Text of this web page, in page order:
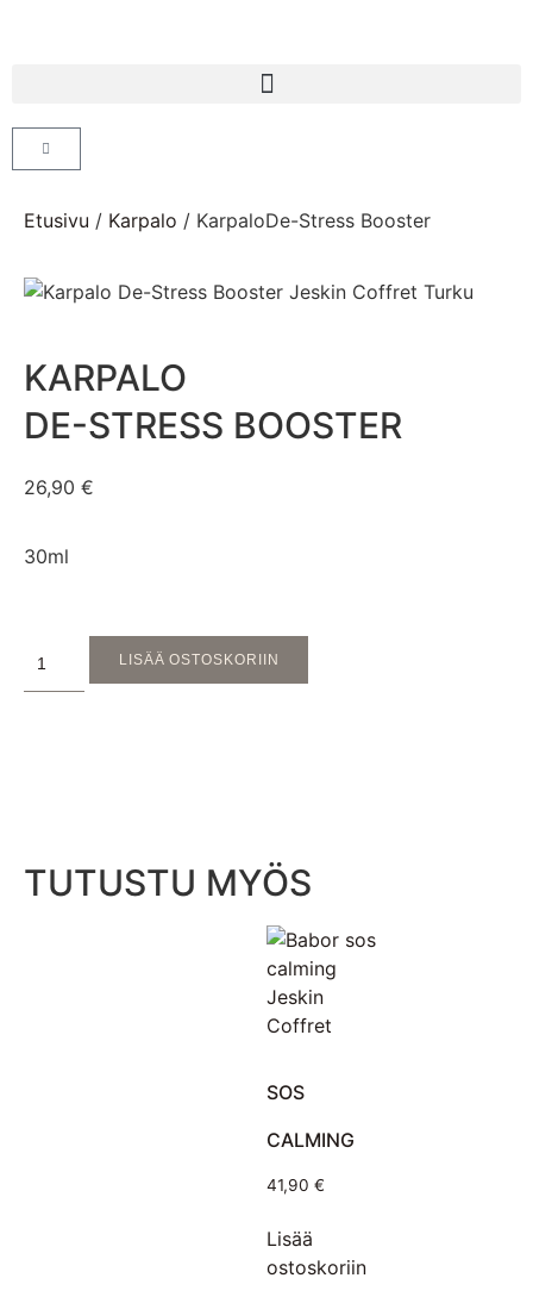
Etusivu / Karpalo / KarpaloDe-Stress Booster
KARPALO
DE-STRESS BOOSTER
26,90 €
30ml
LISÄÄ OSTOSKORIIN
TUTUSTU MYÖS
SOS
CALMING
41,90 €
Lisää
ostoskoriin